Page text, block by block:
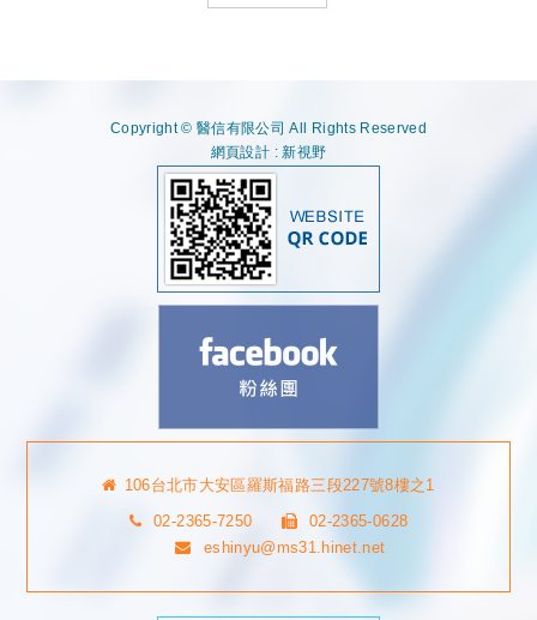
Copyright © 醫信有限公司 All Rights Reserved
網頁設計 : 新視野
106台北市大安區羅斯福路三段227號8樓之1
02-2365-7250
02-2365-0628
eshinyu@ms31.hinet.net